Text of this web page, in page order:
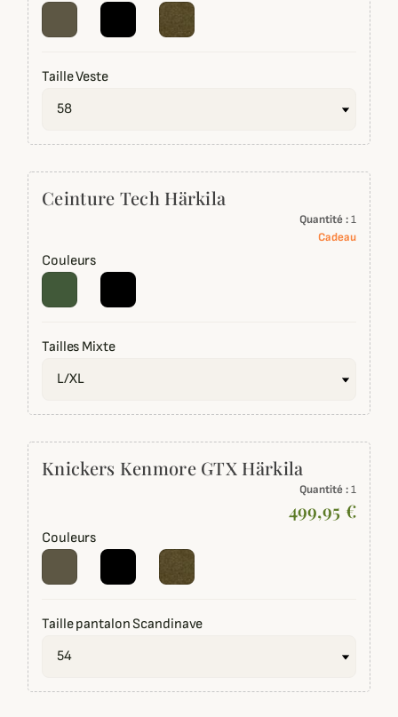
Taille Veste
Ceinture Tech Härkila
Quantité :1
Cadeau
Couleurs
Tailles Mixte
Knickers Kenmore GTX Härkila
Quantité :1
499,95 €
Couleurs
Taille pantalon Scandinave